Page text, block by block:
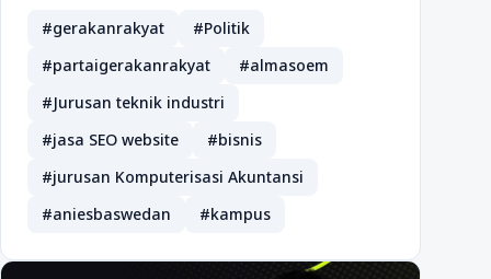
#gerakanrakyat
#Politik
#partaigerakanrakyat
#almasoem
#Jurusan teknik industri
#jasa SEO website
#bisnis
#jurusan Komputerisasi Akuntansi
#aniesbaswedan
#kampus